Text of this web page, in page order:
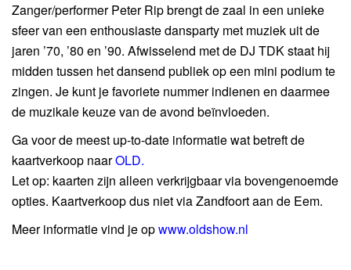
Zanger/performer Peter Rip brengt de zaal in een unieke
sfeer van een enthousiaste dansparty met muziek uit de
jaren ’70, ’80 en ’90. Afwisselend met de DJ TDK staat hij
midden tussen het dansend publiek op een mini podium te
zingen. Je kunt je favoriete nummer indienen en daarmee
de muzikale keuze van de avond beïnvloeden.
Ga voor de meest up-to-date informatie wat betreft de
kaartverkoop naarOLD.
Let op: kaarten zijn alleen verkrijgbaar via bovengenoemde
opties. Kaartverkoop dus niet via Zandfoort aan de Eem.
Meer informatie vind je opwww.oldshow.nl